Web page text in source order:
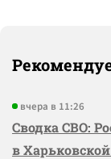
вчера в 11:26
Сводка СВО:
в